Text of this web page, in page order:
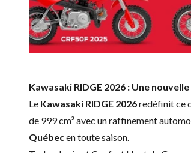
Kawasaki RIDGE 2026 : Une
Le Kawasaki RIDGE 2026redéfinit ce
de 999 cm³ avec un raffinement
Québecen toute saison.